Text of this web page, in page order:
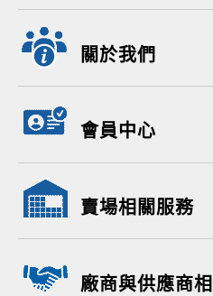
關於我們
會員中心
賣場相關服務
廠商與供應商